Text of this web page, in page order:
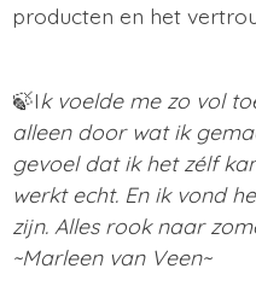
producten en het
🍃Ik voelde me zo vol
alleen door wat ik
gevoel dat ik het zélf
werkt echt. En ik vond
zijn. Alles rook naar
~Marleen van Veen~